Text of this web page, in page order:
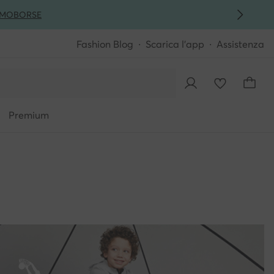
BORSE
Fashion Blog Scarica l'app Assistenza
Premium